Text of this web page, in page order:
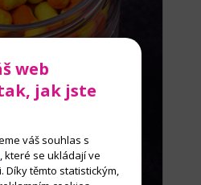
web
jak jste
váš souhlas s
, které se ukládají ve
Díky těmto statistickým,